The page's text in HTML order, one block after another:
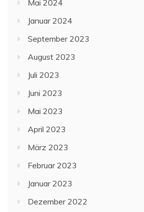
Mai 2024
Januar 2024
September 2023
August 2023
Juli 2023
Juni 2023
Mai 2023
April 2023
März 2023
Februar 2023
Januar 2023
Dezember 2022